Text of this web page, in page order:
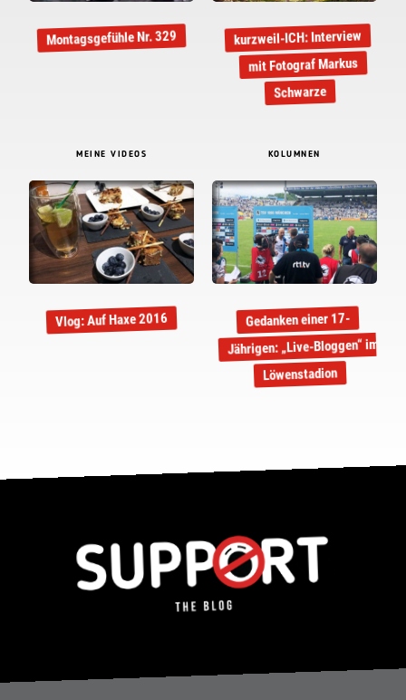
Montagsgefühle Nr. 329 kurzweil-ICH: Interview
mit Fotograf Markus
Schwarze
MEINE VIDEOS
Vlog: Auf Haxe 2016
KOLUMNEN
Gedanken einer 17-
Jährigen: „Live-Bloggen“ im
Löwenstadion